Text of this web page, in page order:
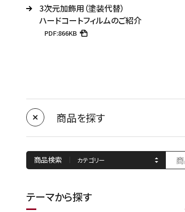
3次元加飾用（塗装代替）
ハードコートフィルムのご紹介
PDF:866KB
商品を探す
商品検索
テーマから探す